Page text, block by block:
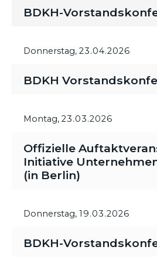
BDKH-
Donnerstag, 23.04.2026
BDKH
Montag, 23.03.2026
Offizielle
Initiative
(in Berlin)
Donnerstag, 19.03.2026
BDKH-